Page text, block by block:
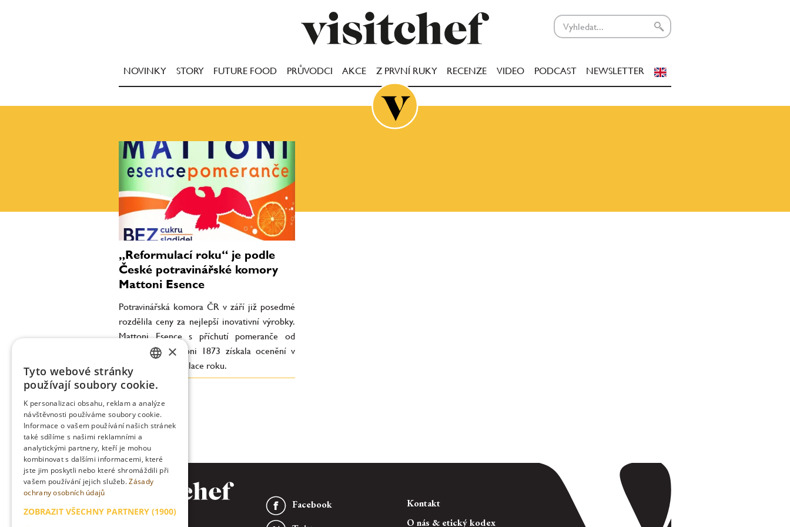
NOVINKY STORY FUTURE FOOD PRŮVODCI AKCE Z PRVNÍ RUKY RECENZE VIDEO PODCAST NEWSLETTER
„Reformulací roku“ je podle
České potravinářské komory
Mattoni Esence
Potravinářská komora ČR v září již posedmé
rozdělila ceny za nejlepší inovativní výrobky.
Mattoni Esence s příchutí pomeranče od
společnosti Mattoni 1873 získala ocenění v
kategorii Reformulace roku.
Facebook
Kontakt
O nás & etický kodex
ENGLISH
×
Tyto webové stránky
používají soubory cookie.
K personalizaci obsahu, reklam a analýze
návštěvnosti používáme soubory cookie.
Informace o vašem používání našich stránek
také sdílíme s našimi reklamními a
analytickými partnery, kteří je mohou
kombinovat s dalšími informacemi, které
jste jim poskytli nebo které shromáždili při
vašem používání jejich služeb.Zásady
ochrany osobních údajů
ZOBRAZIT VŠECHNY PARTNERY (1900)